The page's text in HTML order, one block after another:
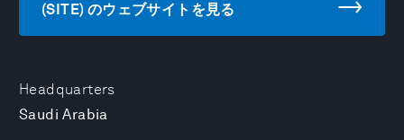
Headquarters
Saudi Arabia
(SITE) のウェブサイトを見る